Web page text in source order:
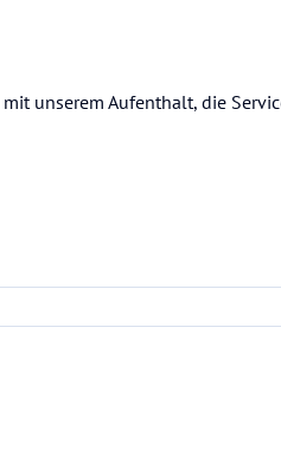
unserem Aufenthalt, die